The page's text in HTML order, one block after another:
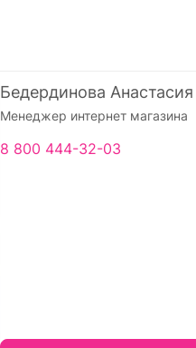
Бедердинова Анастасия
Менеджер интернет магазина
8 800 444-32-03